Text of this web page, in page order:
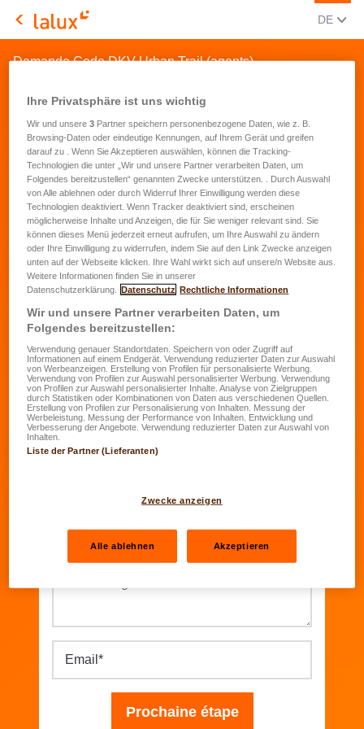
LALUX Assurances
DE
Demande Code DKV-Urban Trail (agents)
Inscription DKV-UrbanTrail
Veuillez effectuer votre inscription avant le 20
mars 2026. Votre code ne sera plus valable
après cette date.
Prénom*
Email *
Prochaine étape
Ihre Privatsphäre ist uns wichtig
Wir und unsere3 Partner speichern personenbezogene Daten, wie z. B.
Browsing-Daten oder eindeutige Kennungen, auf Ihrem Gerät und greifen
darauf zu . Wenn Sie Akzeptieren auswählen, können die Tracking-
Technologien die unter „Wir und unsere Partner verarbeiten Daten, um
Folgendes bereitzustellen“ genannten Zwecke unterstützen. . Durch Auswahl
von Alle ablehnen oder durch Widerruf Ihrer Einwilligung werden diese
Technologien deaktiviert. Wenn Tracker deaktiviert sind, erscheinen
möglicherweise Inhalte und Anzeigen, die für Sie weniger relevant sind. Sie
können dieses Menü jederzeit erneut aufrufen, um Ihre Auswahl zu ändern
oder Ihre Einwilligung zu widerrufen, indem Sie auf den Link Zwecke anzeigen
unten auf der Webseite klicken. Ihre Wahl wirkt sich auf unsere/n Website aus.
Weitere Informationen finden Sie in unserer
Datenschutzerklärung.
Datenschutz Rechtliche Informationen
Wir und unsere Partner verarbeiten Daten, um
Folgendes bereitzustellen:
Verwendung genauer Standortdaten. Speichern von oder Zugriff auf
Informationen auf einem Endgerät. Verwendung reduzierter Daten zur Auswahl
von Werbeanzeigen. Erstellung von Profilen für personalisierte Werbung.
Verwendung von Profilen zur Auswahl personalisierter Werbung. Verwendung
von Profilen zur Auswahl personalisierter Inhalte. Analyse von Zielgruppen
durch Statistiken oder Kombinationen von Daten aus verschiedenen Quellen.
Erstellung von Profilen zur Personalisierung von Inhalten. Messung der
Werbeleistung. Messung der Performance von Inhalten. Entwicklung und
Verbesserung der Angebote. Verwendung reduzierter Daten zur Auswahl von
Inhalten.
Liste der Partner (Lieferanten)
Zwecke anzeigen
Alle ablehnen Akzeptieren